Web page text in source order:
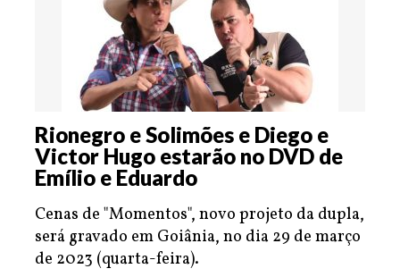
Rionegro e Solimões e Diego e
Victor Hugo estarão no DVD de
Emílio e Eduardo
Cenas de "Momentos", novo projeto da dupla,
será gravado em Goiânia, no dia 29 de março
de 2023 (quarta-feira).